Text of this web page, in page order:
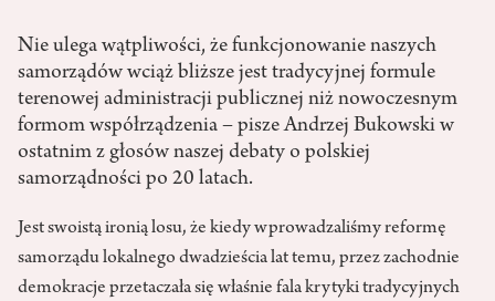
Nie ulega wątpliwości, że funkcjonowanie naszych
samorządów wciąż bliższe jest tradycyjnej formule
terenowej administracji publicznej niż nowoczesnym
formom współrządzenia – pisze Andrzej Bukowski w
ostatnim z głosów naszej debaty o polskiej
samorządności po 20 latach.
Jest swoistą ironią losu, że kiedy wprowadzaliśmy reformę
samorządu lokalnego dwadzieścia lat temu, przez zachodnie
demokracje przetaczała się właśnie fala krytyki tradycyjnych